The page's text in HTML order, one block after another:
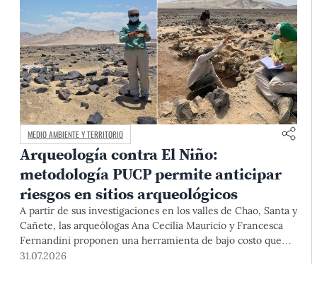
MEDIO AMBIENTE Y TERRITORIO
Arqueología contra El Niño:
metodología PUCP permite anticipar
riesgos en sitios arqueológicos
A partir de sus investigaciones en los valles de Chao, Santa y
Cañete, las arqueólogas Ana Cecilia Mauricio y Francesca
Fernandini proponen una herramienta de bajo costo que
combina datos abiertos, mapas, sistemas de información
31.07.2026